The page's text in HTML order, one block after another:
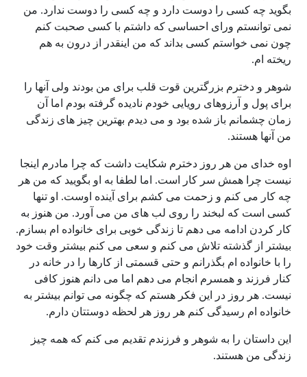
بگوید چه کسی را دوست دارد و چه کسی را دوست ندارد. من
نمی توانستم ورای احساسی که داشتم با کسی صحبت کنم
چون نمی خواستم کسی بداند که من اینقدر از درون به هم
ریخته ام.
شوهر و دخترم بزرگترین قوت قلب برای من بودند ولی آنها را
برای پول و آرزوهای رویایی خودم نادیده گرفته بودم اما آن
زمان چشمانم باز شده بود و می دیدم بهترین چیز های زندگی
من آنها هستند.
اوه خدای من هر روز دخترم شکایت داشت که چرا مادرم اینجا
نیست چرا همش سر کار است. اما لطفا به او بگویید که من هر
چه کار می کنم و زحمت می کشم برای آینده اوست. او تنها
کسی است که لبخند را روی لب های من می آورد. من هنوز به
کار کردن ادامه می دهم تا زندگی خوبی برای خانواده ام بسازم.
بیشتر از گذشته تلاش می کنم و سعی می کنم بیشتر وقت خود
را با خانواده ام بگذرانم و حتی قسمتی از کارها را در خانه در
کنار فرزند و همسرم انجام می دهم اما می دانم هنوز کافی
نیست. هر روز در این فکر هستم که چگونه می توانم بیشتر به
خانواده ام رسیدگی کنم هر روز هر لحظه دوستتان دارم.
این داستان را به شوهر و فرزندم تقدیم می کنم که همه چیز
زندگی من هستند.